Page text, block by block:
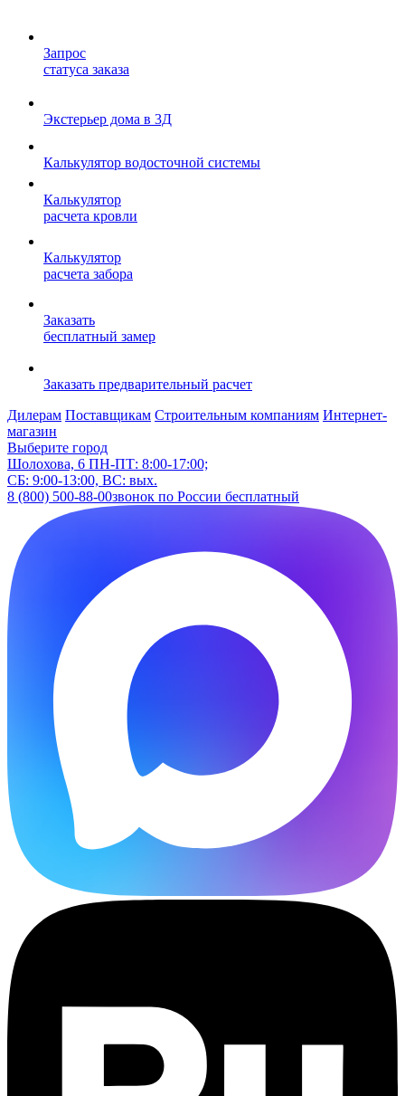
Запрос
статуса заказа
Экстерьер дома в 3Д
Калькулятор водосточной системы
Калькулятор
расчета кровли
Калькулятор
расчета забора
Заказать
бесплатный замер
Заказать предварительный расчет
Дилерам Поставщикам Строительным компаниям Интернет-
магазин
Выберите город
Шолохова, 6 ПН-ПТ: 8:00-17:00;
СБ: 9:00-13:00, ВС: вых.
8 (800) 500-88-00звонок по России бесплатный